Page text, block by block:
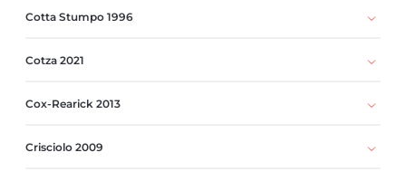
Cotta Stumpo 1996
Cotza 2021
Cox-Rearick 2013
Crisciolo 2009